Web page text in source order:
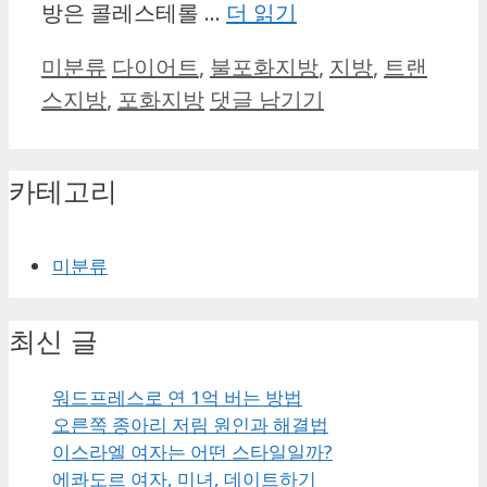
방은 콜레스테롤 … 더 읽기
카
테
미분류 태
그
다이어트, 불포화지방, 지방, 트랜
스지방, 포화지방 댓글 남기기
카테고리
미분류
최신 글
워드프레스로 연 1억 버는 방법
오른쪽 종아리 저림 원인과 해결법
이스라엘 여자는 어떤 스타일일까?
에콰도르 여자, 미녀, 데이트하기